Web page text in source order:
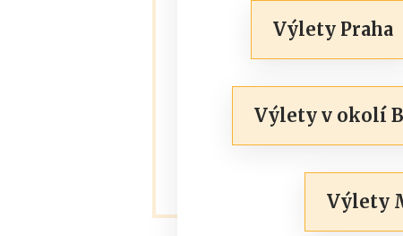
Výlety Praha
Výlety v okolí
Výlety